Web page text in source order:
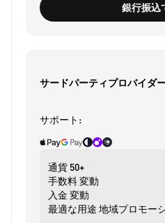
銀行振込
サードパーティプロバイダ
サポート:
通貨 50+
手数料変動
入金 変動
最適な用途 地域プロモー